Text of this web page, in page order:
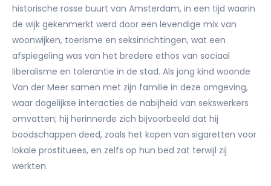
historische rosse buurt van Amsterdam, in een tijd waarin
de wijk gekenmerkt werd door een levendige mix van
woonwijken, toerisme en seksinrichtingen, wat een
afspiegeling was van het bredere ethos van sociaal
liberalisme en tolerantie in de stad. Als jong kind woonde
Van der Meer samen met zijn familie in deze omgeving,
waar dagelijkse interacties de nabijheid van sekswerkers
omvatten; hij herinnerde zich bijvoorbeeld dat hij
boodschappen deed, zoals het kopen van sigaretten voor
lokale prostituees, en zelfs op hun bed zat terwijl zij
werkten.